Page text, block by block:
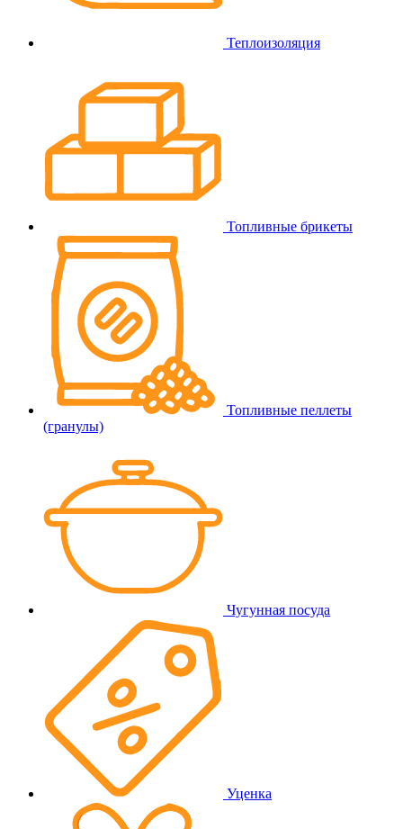
Теплоизоляция
Топливные брикеты
Топливные пеллеты
(гранулы)
Чугунная посуда
Уценка